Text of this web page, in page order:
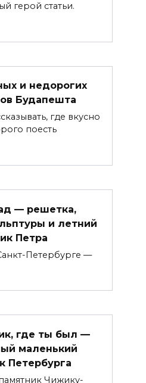
герой статьи.
и недорогих
Будапешта
где вкусно
поесть
— решетка,
и летний
Петра
Петербурге —
где ты был —
маленький
Петербурга
Чижику-